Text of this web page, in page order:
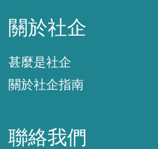
關於社企
甚麼是社企
關於社企指南
聯絡我們